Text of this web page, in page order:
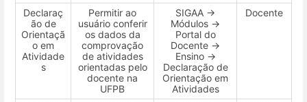
Declaraç
ão de
Orientaçã
o em
Atividade
s
Permitir ao
usuário conferir
os dados da
comprovação
de atividades
orientadas pelo
docente na
UFPB
SIGAA →
Módulos →
Portal do
Docente →
Ensino →
Declaração de
Orientação em
Atividades
Docente